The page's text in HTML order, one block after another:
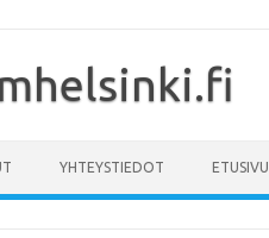
YHTEYSTIEDOT ETUSIVU